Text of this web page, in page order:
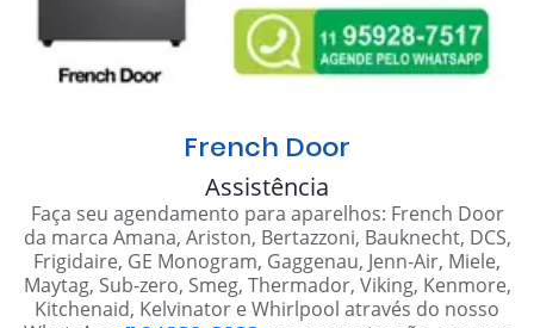
French Door
Assistência
Faça seu agendamento para aparelhos: French Door
da marca Amana, Ariston, Bertazzoni, Bauknecht, DCS,
Frigidaire, GE Monogram, Gaggenau, Jenn-Air, Miele,
Maytag, Sub-zero, Smeg, Thermador, Viking, Kenmore,
Kitchenaid, Kelvinator e Whirlpool através do nosso